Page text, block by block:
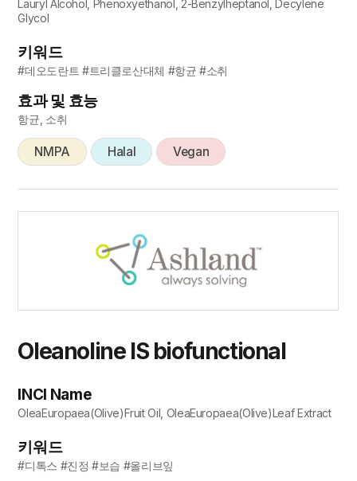
Lauryl Alcohol, Phenoxyethanol, 2-Benzylheptanol, Decylene
Glycol
키워드
#데오도란트 #트리클로산대체 #항균 #소취
효과 및 효능
항균, 소취
NMPA Halal Vegan
Oleanoline IS biofunctional
INCI Name
OleaEuropaea(Olive)Fruit Oil, OleaEuropaea(Olive)Leaf Extract
키워드
#디톡스 #진정 #보습 #올리브잎